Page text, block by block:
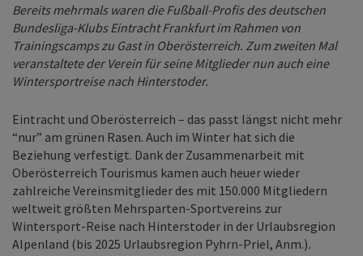
Bereits mehrmals waren die Fußball-Profis des deutschen
Bundesliga-Klubs Eintracht Frankfurt im Rahmen von
Trainingscamps zu Gast in Oberösterreich. Zum zweiten Mal
veranstaltete der Verein für seine Mitglieder nun auch eine
Wintersportreise nach Hinterstoder.
Eintracht und Oberösterreich – das passt längst nicht mehr
“nur” am grünen Rasen. Auch im Winter hat sich die
Beziehung verfestigt. Dank der Zusammenarbeit mit
Oberösterreich Tourismus kamen auch heuer wieder
zahlreiche Vereinsmitglieder des mit 150.000 Mitgliedern
weltweit größten Mehrsparten-Sportvereins zur
Wintersport-Reise nach Hinterstoder in der Urlaubsregion
Alpenland (bis 2025 Urlaubsregion Pyhrn-Priel, Anm.).